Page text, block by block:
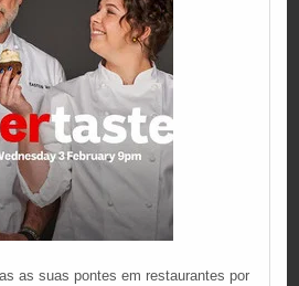
as suas pontes em restaurantes por